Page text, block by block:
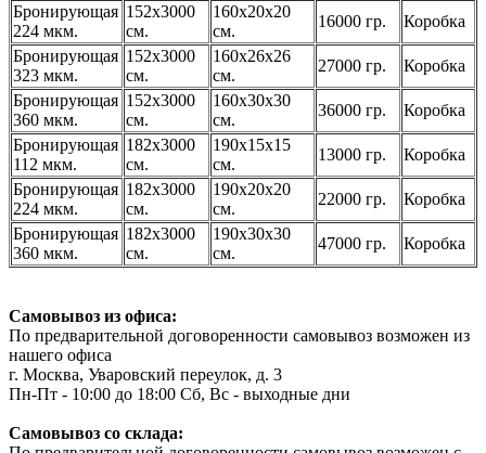
Бронирующая
224 мкм.
152х3000
см.
160х20х20
см.
16000 гр.
Коробка
Бронирующая
323 мкм.
152х3000
см.
160х26х26
см.
27000 гр.
Коробка
Бронирующая
360 мкм.
152х3000
см.
160х30х30
см.
36000 гр.
Коробка
Бронирующая
112 мкм.
182х3000
см.
190х15х15
см.
13000 гр.
Коробка
Бронирующая
224 мкм.
182х3000
см.
190х20х20
см.
22000 гр.
Коробка
Бронирующая
360 мкм.
182х3000
см.
190х30х30
см.
47000 гр. Коробка
Самовывоз из офиса:
По предварительной договоренности самовывоз возможен из
нашего офиса
г. Москва, Уваровский переулок, д. 3
Пн-Пт - 10:00 до 18:00 Сб, Вс - выходные дни
Самовывоз со склада: